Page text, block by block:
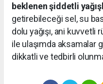
beklenen şiddetli
getirebileceği sel, su
dolu yağışı, ani kuvvetli
ile ulaşımda aksamalar
dikkatli ve tedbirli